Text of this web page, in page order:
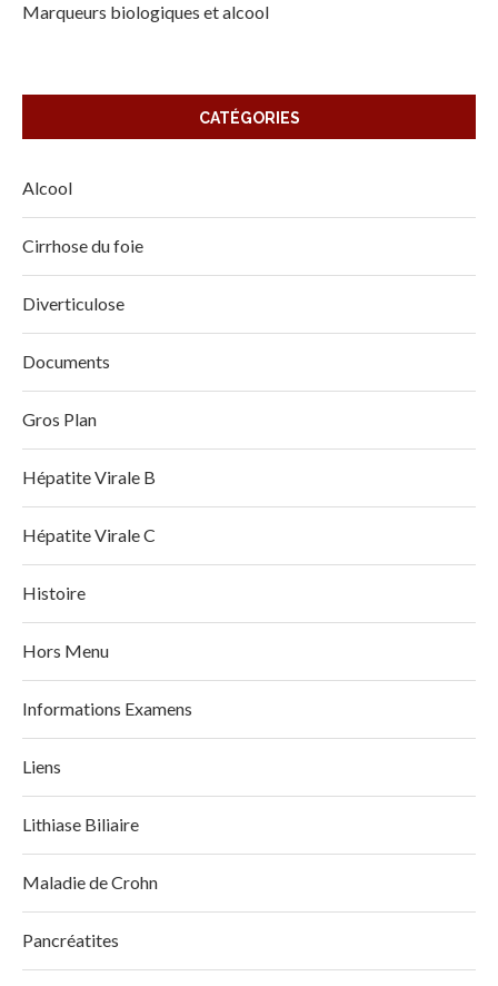
Marqueurs biologiques et alcool
CATÉGORIES
Alcool
Cirrhose du foie
Diverticulose
Documents
Gros Plan
Hépatite Virale B
Hépatite Virale C
Histoire
Hors Menu
Informations Examens
Liens
Lithiase Biliaire
Maladie de Crohn
Pancréatites